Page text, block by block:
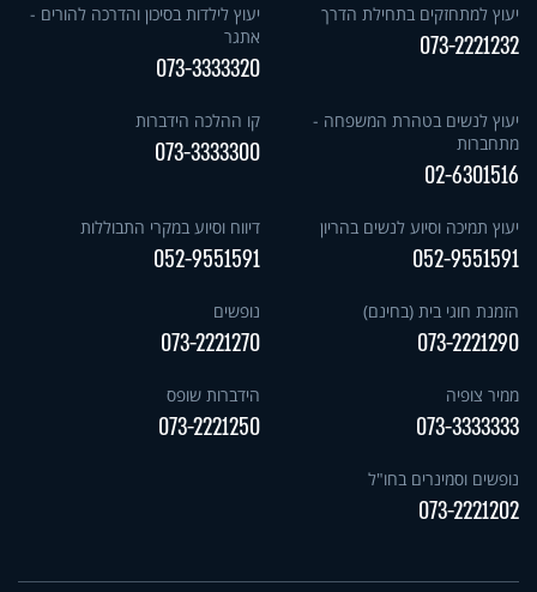
יעוץ למתחזקים בתחילת הדרך
073-2221232
יעוץ לילדות בסיכון והדרכה להורים -
אתגר
073-3333320
יעוץ לנשים בטהרת המשפחה -
מתחברות
02-6301516
קו ההלכה הידברות
073-3333300
יעוץ תמיכה וסיוע לנשים בהריון
052-9551591
דיווח וסיוע במקרי התבוללות
052-9551591
הזמנת חוגי בית (בחינם)
073-2221290
נופשים
073-2221270
ממיר צופיה
073-3333333
הידברות שופס
073-2221250
נופשים וסמינרים בחו"ל
073-2221202